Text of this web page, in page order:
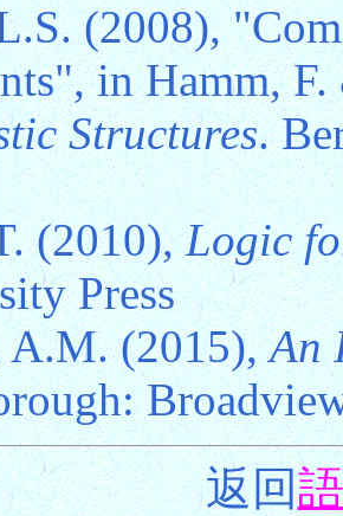
(2008),
in Hamm,
Structures.
(2010),Logic
Press
A.M. (2015),An
返回